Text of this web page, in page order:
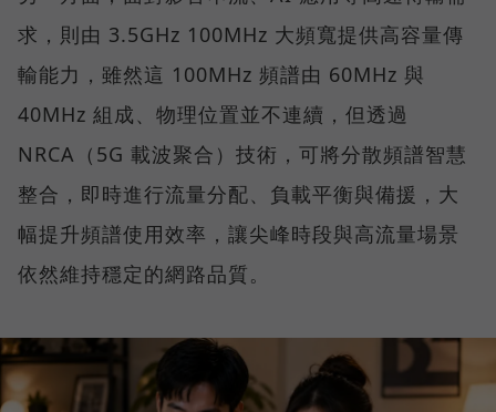
求，則由 3.5GHz 100MHz 大頻寬提供高容量傳
輸能力，雖然這 100MHz 頻譜由 60MHz 與
40MHz 組成、物理位置並不連續，但透過
NRCA（5G 載波聚合）技術，可將分散頻譜智慧
整合，即時進行流量分配、負載平衡與備援，大
幅提升頻譜使用效率，讓尖峰時段與高流量場景
依然維持穩定的網路品質。